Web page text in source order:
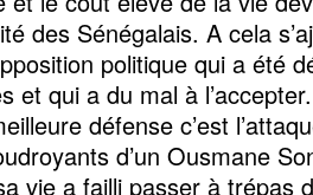
des Sénégalais. A cela
politique qui a été
et qui a du mal à
défense c’est
d’un Ousmane
vie a failli passer à trépas